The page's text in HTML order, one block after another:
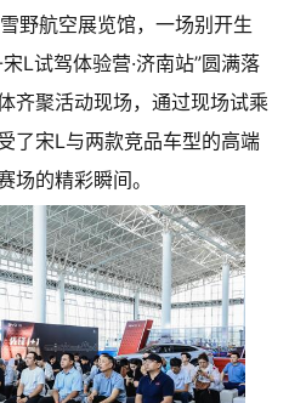
野航空展览馆，一场别开生
L试驾体验营·济南站”圆满落
齐聚活动现场， 通过现场试乘
了宋L与两款竞品车型的高端
场的精彩瞬间。